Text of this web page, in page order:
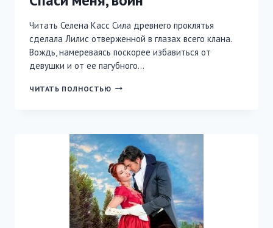
Читать Селена Касс Сила древнего проклятья
сделала Лилис отверженной в глазах всего клана.
Вождь, намереваясь поскорее избавиться от
девушки и от ее пагубного…
ЧИТАТЬ ПОЛНОСТЬЮ СПАСИ